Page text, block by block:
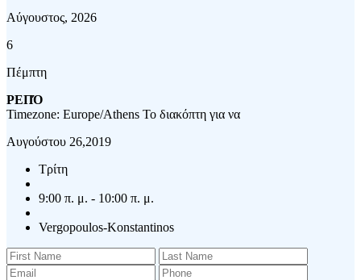
Αύγουστος, 2026
6
Πέμπτη
ΡΕΠΌ
Timezone: Europe/Athens Το διακόπτη για να
Αυγούστου 26,2019
Τρίτη
9:00 π. μ. - 10:00 π. μ.
Vergopoulos-Konstantinos